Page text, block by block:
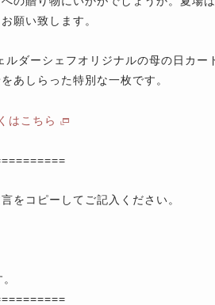
願い致します。
ダーシェフオリジナルの母の日カー
あしらった特別な一枚です。
はこちら
をコピーしてご記入ください。